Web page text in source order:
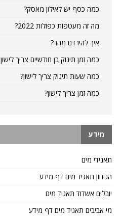
כמה כסף יש לאילון מאסק?
מה זה מעטפות כפולות 2022?
איך להירדם מהר?
כמה זמן תינוק בן חודשיים צריך לישון
כמה שעות תינוק צריך לישון?
כמה זמן צריך לישון?
מידע
תאגידי מים
הגיחון תאגיד מים דף מידע
יובלים אשדוד תאגיד מים
מי אביבים תאגיד מים דף מידע